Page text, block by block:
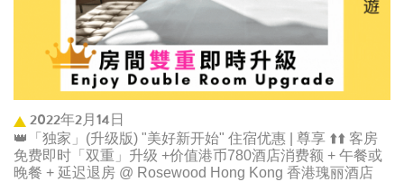
2022年2月14日
👑「独家」(升级版) "美好新开始" 住宿优惠 | 尊享 ⬆️⬆️ 客房
免费即时「双重」升级 +价值港币780酒店消费额 + 午餐或
晚餐 + 延迟退房 @ Rosewood Hong Kong 香港瑰丽酒店